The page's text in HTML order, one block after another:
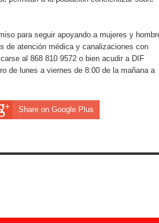
para seguir apoyando a mujeres y
de atención médica y canalizaciones con
al 868 810 9572 o bien acudir a DIF
de lunes a viernes de 8:00 de la mañana a
Share on Google Plus